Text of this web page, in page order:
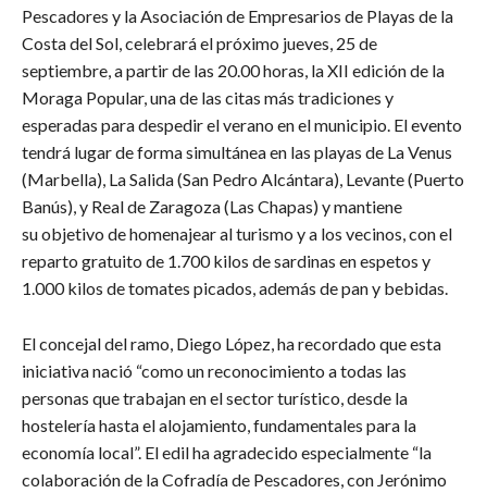
Pescadores y la Asociación de Empresarios de Playas de la
Costa del Sol, celebrará el próximo jueves, 25 de
septiembre, a partir de las 20.00 horas, la XII edición de la
Moraga Popular, una de las citas más tradiciones y
esperadas para despedir el verano en el municipio. El evento
tendrá lugar de forma simultánea en las playas de La Venus
(Marbella), La Salida (San Pedro Alcántara), Levante (Puerto
Banús), y Real de Zaragoza (Las Chapas) y mantiene
su objetivo de homenajear al turismo y a los vecinos, con el
reparto gratuito de 1.700 kilos de sardinas en espetos y
1.000 kilos de tomates picados, además de pan y bebidas.
​El concejal del ramo, Diego López, ha recordado que esta
iniciativa nació “como un reconocimiento a todas las
personas que trabajan en el sector turístico, desde la
hostelería hasta el alojamiento, fundamentales para la
economía local”. El edil ha agradecido especialmente “la
colaboración de la Cofradía de Pescadores, con Jerónimo